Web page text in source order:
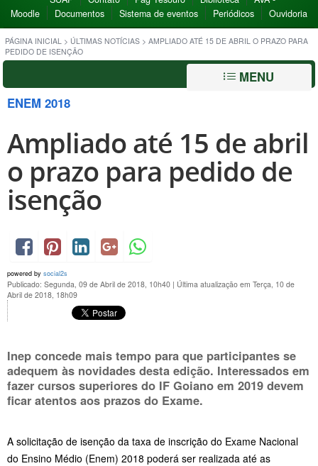
Moodle
Documentos Sistema de eventos Periódicos Ouvidoria
PÁGINA INICIAL > ÚLTIMAS NOTÍCIAS > AMPLIADO ATÉ 15 DE ABRIL O PRAZO PARA
PEDIDO DE ISENÇÃO
MENU
ENEM 2018
Ampliado até 15 de abril
o prazo para pedido de
isenção
powered by social2s
Publicado: Segunda, 09 de Abril de 2018, 10h40 | Última atualização em Terça, 10 de
Abril de 2018, 18h09
Inep concede mais tempo para que participantes se
adequem às novidades desta edição. Interessados em
fazer cursos superiores do IF Goiano em 2019 devem
ficar atentos aos prazos do Exame.
A solicitação de isenção da taxa de inscrição do Exame Nacional
do Ensino Médio (Enem) 2018 poderá ser realizada até as